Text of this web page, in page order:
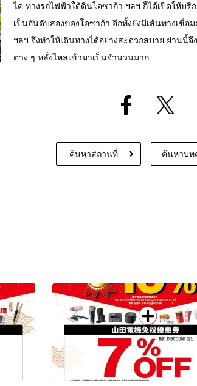
ไค ทางรถไฟฟ้าใต้ดินโอซาก้า ฯลฯ ก็ได้เปิดให้บ
เป็นอันดับสองของโอซาก้า อีกทั้งยังมีเส้นทางเชื่อ
ฯลฯ จึงทำให้เดินทางได้อย่างสะดวกสบาย ย่าน
ต่าง ๆ หลั่งไหลเข้ามาเป็นจำนวนมาก
ค้นหาสถานที่ ค้นหาบท